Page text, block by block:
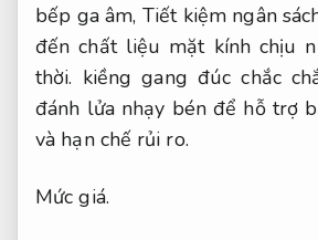
bếp ga âm, Tiết kiệm ngân
đến chất liệu mặt kính chịu
thời. kiềng gang đúc chắc
đánh lửa nhạy bén để hỗ trợ
và hạn chế rủi ro.
Mức giá.